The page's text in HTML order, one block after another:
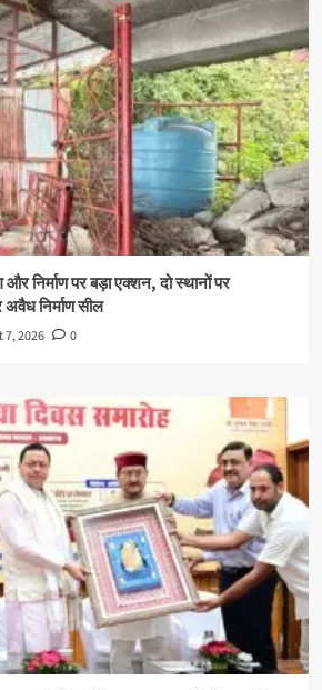
निर्माण पर बड़ा एक्शन, दो स्थानों पर
अवैध निर्माण सील
7, 2026 0